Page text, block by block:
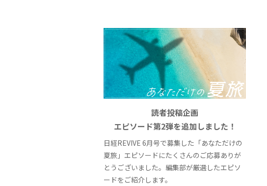
読者投稿企画
エピソード第2弾を追加しました！
日経REVIVE 6月号で募集した「あなただけの
夏旅」エピソードにたくさんのご応募ありが
とうございました。編集部が厳選したエピソ
ードをご紹介します。